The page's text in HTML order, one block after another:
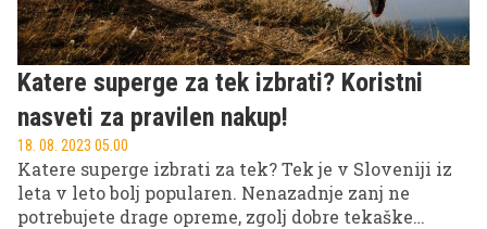
Katere superge za tek izbrati? Koristni
nasveti za pravilen nakup!
18. 08. 2023 05.00
Katere superge izbrati za tek? Tek je v Sloveniji iz
leta v leto bolj popularen. Nenazadnje zanj ne
potrebujete drage opreme, zgolj dobre tekaške